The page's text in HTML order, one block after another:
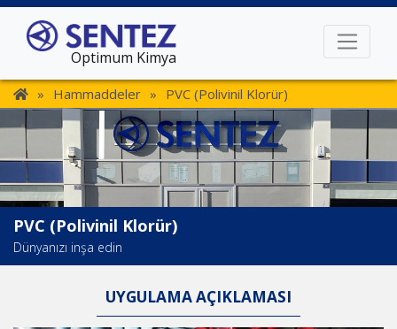
Optimum Kimya
» Hammaddeler » PVC (Polivinil Klorür)
PVC (Polivinil Klorür)
Dünyanızı inşa edin
UYGULAMA AÇIKLAMASI